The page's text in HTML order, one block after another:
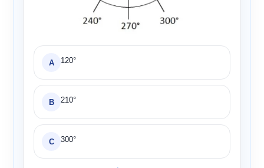
A 120°
B 210°
C 300°